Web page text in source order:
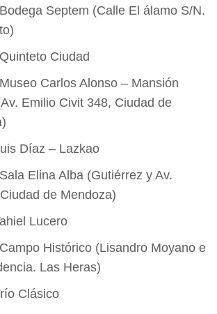
Septem (Calle El álamo S/N.
Ciudad
Carlos Alonso – Mansión
Emilio Civit 348, Ciudad de
Díaz – Lazkao
Elina Alba (Gutiérrez y Av.
de Mendoza)
Lucero
Histórico (Lisandro Moyano e
Las Heras)
Clásico